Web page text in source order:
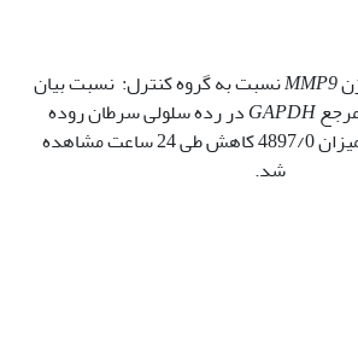
MMP9نسبت به گروه کنترل: نسبت بیان
GAPDHدر رده سلولی سرطان روده
بزرگ تیمار شده به‫میزان 4897/0 کاهش طی 24 ساعت مشاهده
شد.